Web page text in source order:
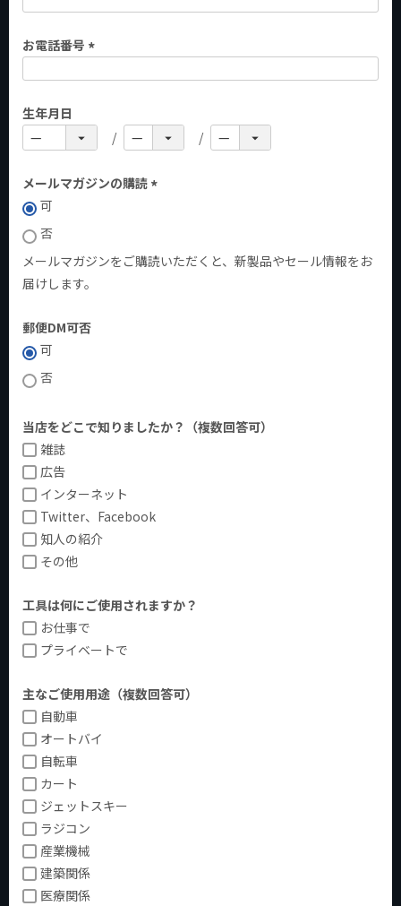
お電話番号
生年月日
メールマガジンの購読
須
可
否
メールマガジンをご購読いただくと、新製品やセール情報をお
届けします。
郵便DM可否
可
否
当店をどこで知りましたか？（複数回答可）
雑誌
広告
インターネット
Twitter、Facebook
知人の紹介
その他
工具は何にご使用されますか？
お仕事で
プライベートで
主なご使用用途（複数回答可）
自動車
オートバイ
自転車
カート
ジェットスキー
ラジコン
産業機械
建築関係
医療関係